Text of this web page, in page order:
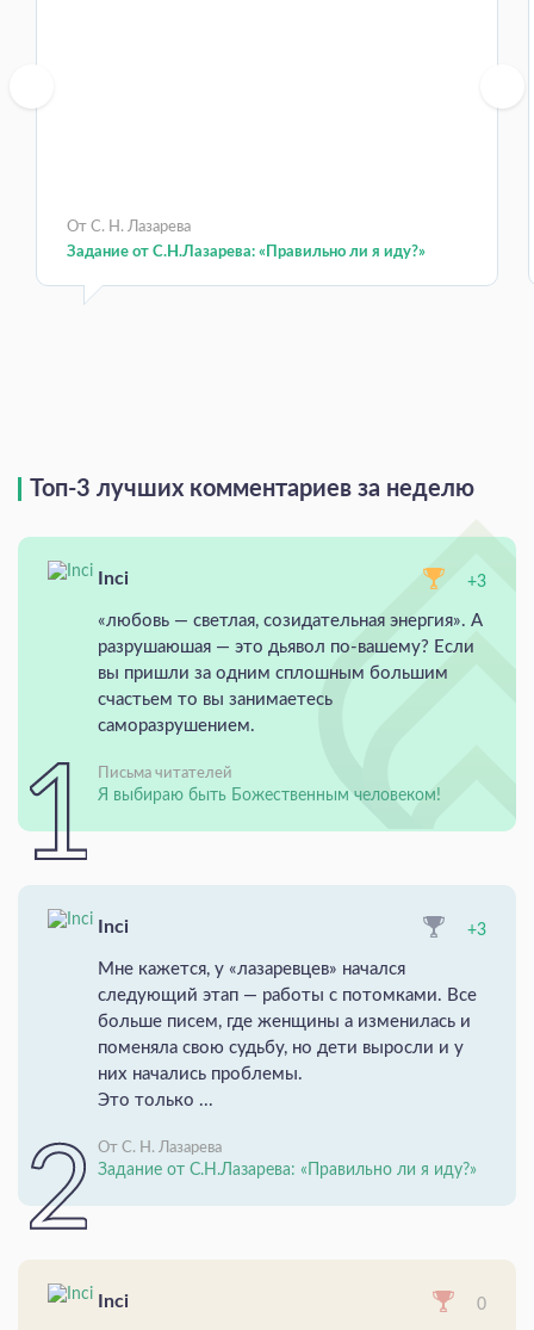
От С. Н. Лазарева
Задание от С.Н.Лазарева: «Правильно ли я иду?»
Топ-3 лучших комментариев за неделю
Inci +3
«любовь — светлая, созидательная энергия». А
разрушаюшая — это дьявол по-вашему? Если
вы пришли за одним сплошным большим
счастьем то вы занимаетесь
саморазрушением.
Письма читателей
Я выбираю быть Божественным человеком!
Inci +3
Мне кажется, у «лазаревцев» начался
следующий этап — работы с потомками. Все
больше писем, где женщины а изменилась и
поменяла свою судьбу, но дети выросли и у
них начались проблемы.
Это только ...
От С. Н. Лазарева
Задание от С.Н.Лазарева: «Правильно ли я иду?»
Inci 0